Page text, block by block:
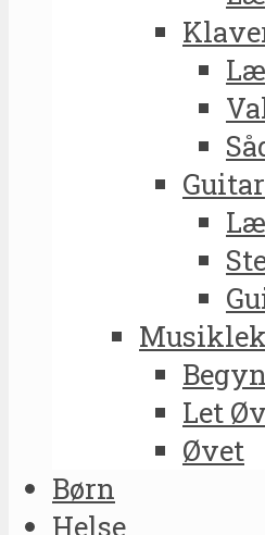
Guitar
Let
Øvet
Børn
Helse